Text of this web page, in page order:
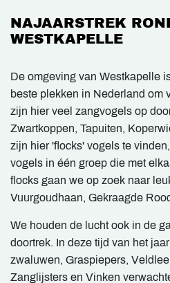
NAJAARSTREK
WESTKAPELLE
De omgeving van Westkapelle
beste plekken in Nederland om
zijn hier veel zangvogels op
Zwartkoppen, Tapuiten,
zijn hier 'flocks' vogels te
vogels in één groep die met
flocks gaan we op zoek naar
Vuurgoudhaan, Gekraagde
We houden de lucht ook in de
doortrek. In deze tijd van het
zwaluwen, Graspiepers,
Zanglijsters en Vinken